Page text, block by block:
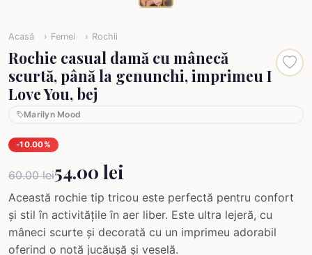
Acasă Femei Rochii
Rochie casual damă cu mânecă
scurtă, până la genunchi, imprimeu I
Love You, bej
Marilyn Mood
-10.00%
60.00 lei54.00 lei
Această rochie tip tricou este perfectă pentru confort
și stil în activitățile în aer liber. Este ultra lejeră, cu
mâneci scurte și decorată cu un imprimeu adorabil
oferind o notă jucăușă și veselă.